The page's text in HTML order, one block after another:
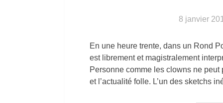
8 janvier
En une heure trente, dans un Rond
est librement et magistralement
Personne comme les clowns ne
et l’actualité folle. L’un des sketchs